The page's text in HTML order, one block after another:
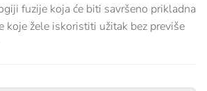
fuzije koja će biti savršeno prikladna
koje žele iskoristiti užitak bez previše